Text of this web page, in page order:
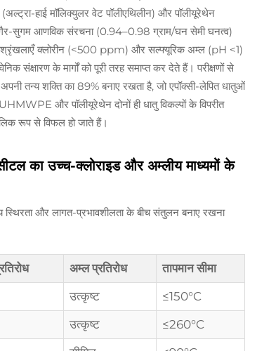
हाई मॉलिक्युलर वेट पॉलीएथिलीन) और पॉलीयूरेथेन
गैर-सुगम आणविक संरचना (0.94–0.98 ग्राम/घन सेमी घनत्व)
श्रृंखलाएँ क्लोरीन (<500 ppm) और सल्फ्यूरिक अम्ल (pH <1)
के मार्गों को पूरी तरह समाप्त कर देते हैं। परीक्षणों से
तन्य शक्ति का 89% बनाए रखता है, जो एपॉक्सी-लेपित धातुओं
और पॉलीयूरेथेन दोनों ही धातु विकल्पों के विपरीत
रूप से विफल हो जाते हैं।
का उच्च-क्लोराइड और अम्लीय माध्यमों के
स्थिरता और लागत-प्रभावशीलता के बीच संतुलन बनाए रखना
अम्ल प्रतिरोध
तापमान सीमा
उत्कृष्ट
≤150°C
उत्कृष्ट
≤260°C